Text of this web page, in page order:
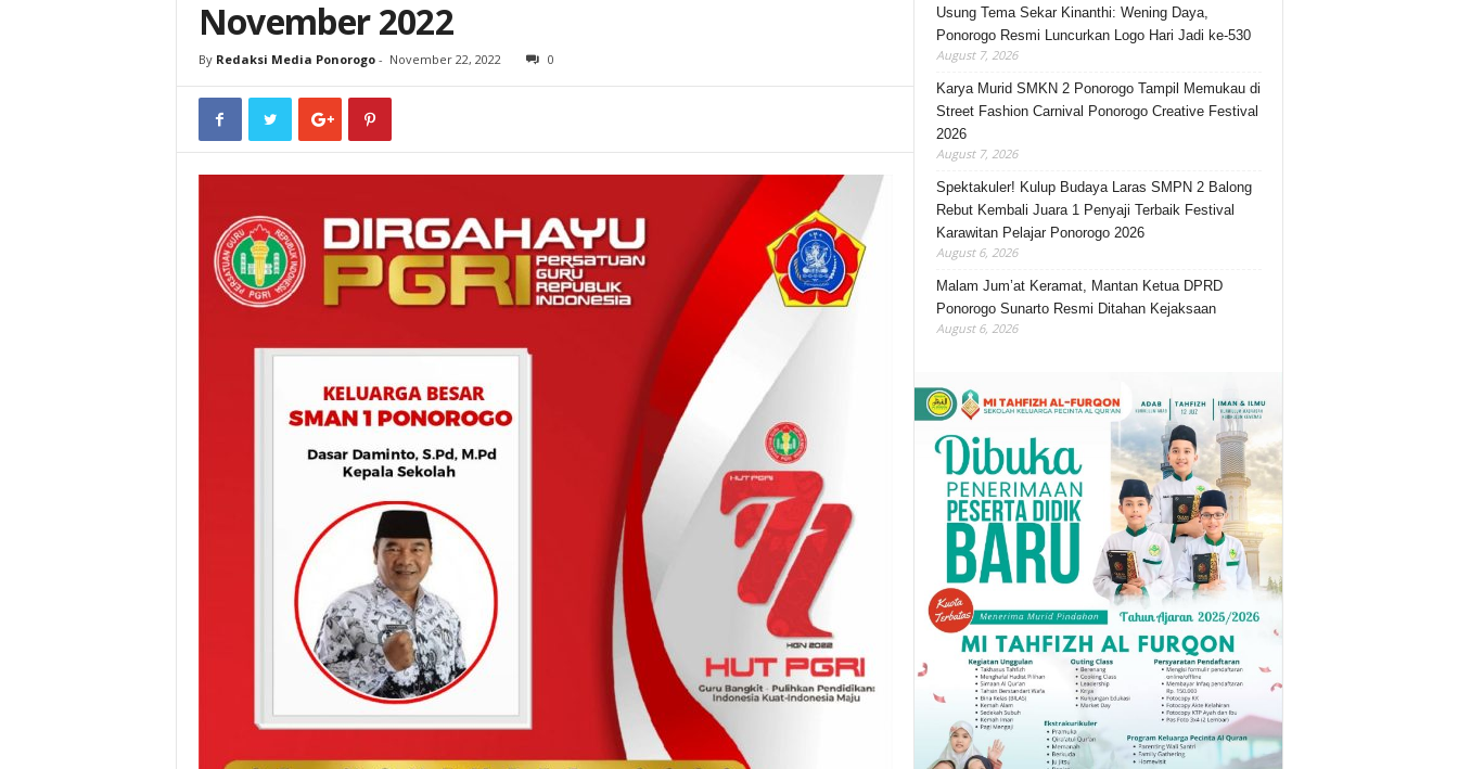
November 2022
By Redaksi Media Ponorogo- November 22, 2022 0
Usung Tema Sekar Kinanthi: Wening Daya,
Ponorogo Resmi Luncurkan Logo Hari Jadi ke-530
August 7, 2026
Karya Murid SMKN 2 Ponorogo Tampil Memukau di
Street Fashion Carnival Ponorogo Creative Festival
2026
August 7, 2026
Spektakuler! Kulup Budaya Laras SMPN 2 Balong
Rebut Kembali Juara 1 Penyaji Terbaik Festival
Karawitan Pelajar Ponorogo 2026
August 6, 2026
Malam Jum’at Keramat, Mantan Ketua DPRD
Ponorogo Sunarto Resmi Ditahan Kejaksaan
August 6, 2026